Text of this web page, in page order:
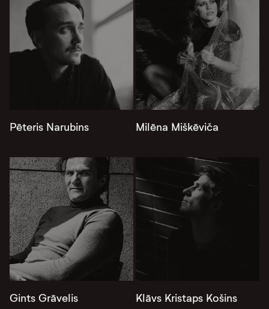
Pēteris Narubins Milēna Miškēviča
Gints Grāvelis Klāvs Kristaps Košins